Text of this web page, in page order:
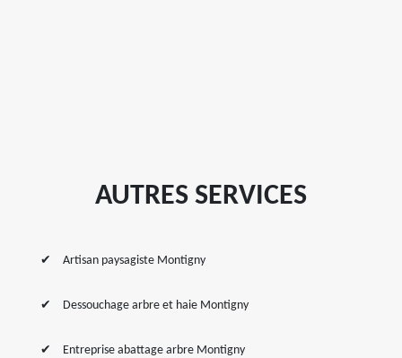
AUTRES SERVICES
Artisan paysagiste Montigny
Dessouchage arbre et haie Montigny
Entreprise abattage arbre Montigny